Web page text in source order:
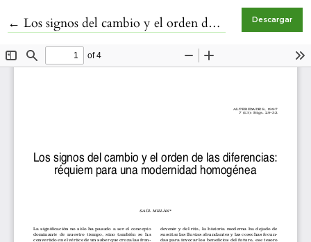
←Volver a los detalles del artículo
Los signos del cambio y el orden de las diferencias: réquiem para una modernidad homogénea Descargar